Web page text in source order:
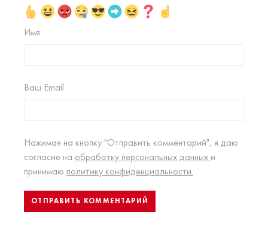
Имя
Ваш Email
Нажимая на кнопку "Отправить комментарий", я даю
согласие на обработку персональных данных и
принимаю политику конфиденциальности.